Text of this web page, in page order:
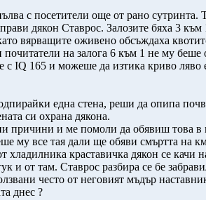
с посетители още от рано
дякон Ставрос. Залозите бяха 3
вярващите оживено обсъждаха
почитатели на залога 6 към 1 не му
с IQ 165 и можеше да изтика криво
една стена, реши да опипа
си охрана дякона.
причини и ме помоли да обявиш това в
му все тая дали ще обяви смъртта на
хладилника краставичка дякон се
и от там. Ставрос разбира се бе
често от неговият мъдър
днес ?